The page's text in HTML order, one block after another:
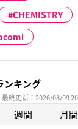
CHEMISTRY
ンキング
最終更新：2026/08/09
週間 月間